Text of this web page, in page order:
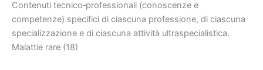
Contenuti tecnico‐professionali (conoscenze e
competenze) specifici di ciascuna professione, di ciascuna
specializzazione e di ciascuna attività ultraspecialistica.
Malattie rare (18)